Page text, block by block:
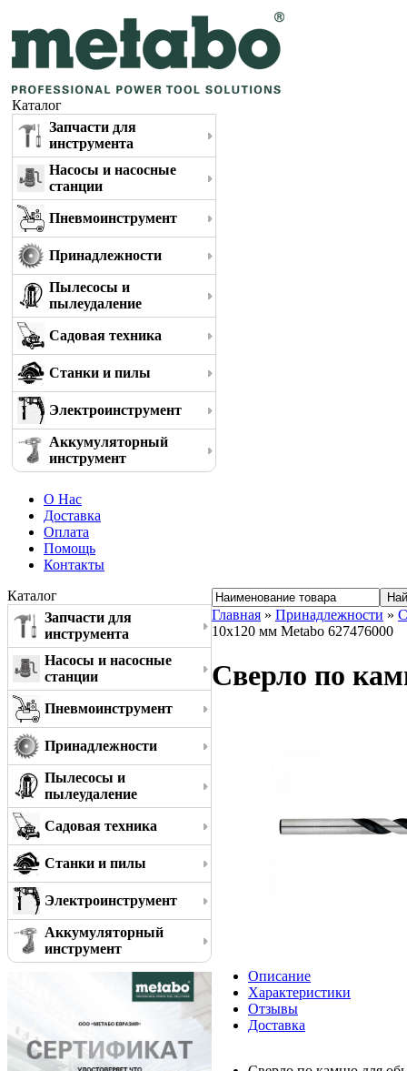
Каталог
Запчасти для
инструмента
Насосы и насосные
станции
Пневмоинструмент
Принадлежности
Пылесосы и
пылеудаление
Садовая техника
Станки и пилы
Электроинструмент
Аккумуляторный
инструмент
О Нас
Доставка
Оплата
Помощь
Контакты
Каталог
Запчасти для
инструмента
Насосы и насосные
станции
Пневмоинструмент
Принадлежности
Пылесосы и
пылеудаление
Садовая техника
Станки и пилы
Электроинструмент
Аккумуляторный
инструмент
Главная » Принадлежности »
10x120 мм Metabo 627476000
Сверло по
Описание
Характеристики
Отзывы
Доставка